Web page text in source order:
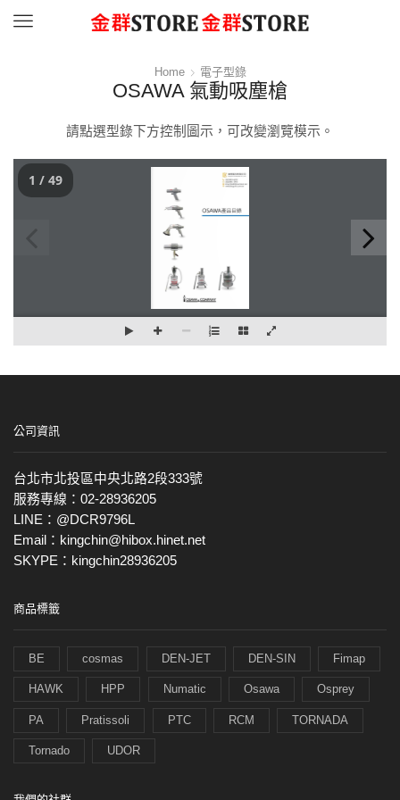
Menu
Home 電子型錄
OSAWA 氣動吸塵槍
請點選型錄下方控制圖示，可改變瀏覽模示。
1 / 49
公司資訊
台北市北投區中央北路2段333號
服務專線：02-28936205
LINE：@DCR9796L
Email：kingchin@hibox.hinet.net
SKYPE：kingchin28936205
商品標籤
BE cosmas DEN-JET DEN-SIN Fimap
HAWK HPP Numatic Osawa Osprey
PA Pratissoli PTC RCM TORNADA
Tornado UDOR